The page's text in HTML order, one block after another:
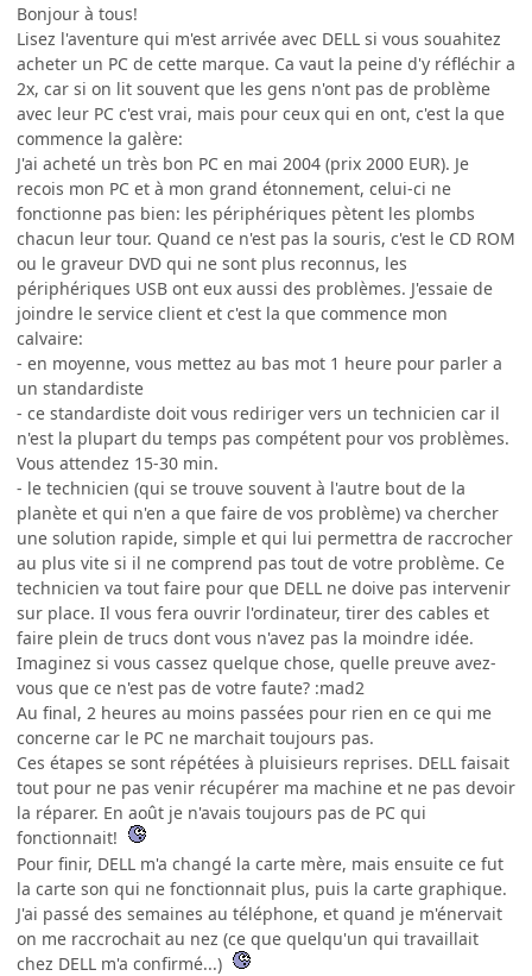
Bonjour à tous!
Lisez l'aventure qui m'est arrivée avec DELL si vous souahitez
acheter un PC de cette marque. Ca vaut la peine d'y réfléchir a
2x, car si on lit souvent que les gens n'ont pas de problème
avec leur PC c'est vrai, mais pour ceux qui en ont, c'est la que
commence la galère:
J'ai acheté un très bon PC en mai 2004 (prix 2000 EUR). Je
recois mon PC et à mon grand étonnement, celui-ci ne
fonctionne pas bien: les périphériques pètent les plombs
chacun leur tour. Quand ce n'est pas la souris, c'est le CD ROM
ou le graveur DVD qui ne sont plus reconnus, les
périphériques USB ont eux aussi des problèmes. J'essaie de
joindre le service client et c'est la que commence mon
calvaire:
- en moyenne, vous mettez au bas mot 1 heure pour parler a
un standardiste
- ce standardiste doit vous rediriger vers un technicien car il
n'est la plupart du temps pas compétent pour vos problèmes.
Vous attendez 15-30 min.
- le technicien (qui se trouve souvent à l'autre bout de la
planète et qui n'en a que faire de vos problème) va chercher
une solution rapide, simple et qui lui permettra de raccrocher
au plus vite si il ne comprend pas tout de votre problème. Ce
technicien va tout faire pour que DELL ne doive pas intervenir
sur place. Il vous fera ouvrir l'ordinateur, tirer des cables et
faire plein de trucs dont vous n'avez pas la moindre idée.
Imaginez si vous cassez quelque chose, quelle preuve avez-
vous que ce n'est pas de votre faute? :mad2
Au final, 2 heures au moins passées pour rien en ce qui me
concerne car le PC ne marchait toujours pas.
Ces étapes se sont répétées à pluisieurs reprises. DELL faisait
tout pour ne pas venir récupérer ma machine et ne pas devoir
la réparer. En août je n'avais toujours pas de PC qui
fonctionnait!
Pour finir, DELL m'a changé la carte mère, mais ensuite ce fut
la carte son qui ne fonctionnait plus, puis la carte graphique.
J'ai passé des semaines au téléphone, et quand je m'énervait
on me raccrochait au nez (ce que quelqu'un qui travaillait
chez DELL m'a confirmé...)